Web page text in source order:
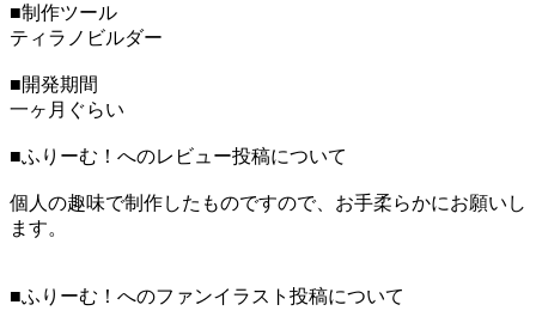
■制作ツール
ティラノビルダー
■開発期間
一ヶ月ぐらい
■ふりーむ！へのレビュー投稿について
個人の趣味で制作したものですので、お手柔らかにお願いし
ます。
■ふりーむ！へのファンイラスト投稿について